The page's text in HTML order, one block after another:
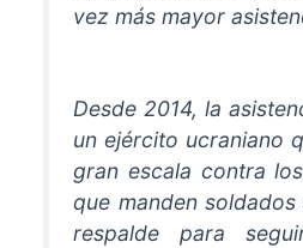
vez más mayor
Desde 2014, la
un ejército ucraniano
gran escala contra
que manden
respalde para